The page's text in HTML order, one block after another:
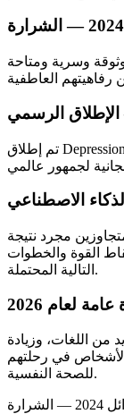
وسرية ومتاحة
تم إطلاق DepressionTest.co مع التركيز على تجربة واضحة وسهلة
مجرد نتيجة
القوة والخطوات
التالية المحتملة.
لعام 2026
من اللغات، وزيادة
في رحلتهم
للصحة النفسية.
— الشرارة